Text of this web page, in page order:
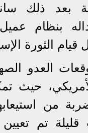
بعد ذلك
بنظام
الثورة
العدو
حيث
من
تم